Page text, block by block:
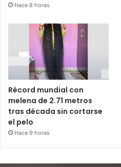
Hace 8 horas
Récord mundial con
melena de 2.71 metros
tras década sin cortarse
el pelo
Hace 9 horas